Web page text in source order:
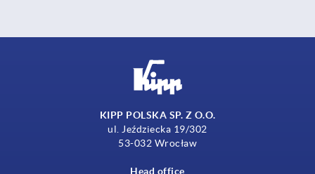
KIPP POLSKA SP. Z O.O.
ul. Jeździecka 19/302
53-032 Wrocław
Head office